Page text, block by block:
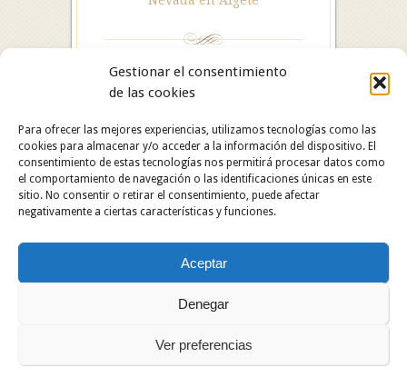
Gestionar el consentimiento
de las cookies
Para ofrecer las mejores experiencias, utilizamos tecnologías como las
cookies para almacenar y/o acceder a la información del dispositivo. El
consentimiento de estas tecnologías nos permitirá procesar datos como
el comportamiento de navegación o las identificaciones únicas en este
sitio. No consentir o retirar el consentimiento, puede afectar
negativamente a ciertas características y funciones.
Aceptar
Denegar
Ver preferencias
Hotel Restaurante Asador Algete. C/ San Roque, 25.
28110 Algete (Madrid). Hotel: 91 628 29 05 /
Copyright © 2024 Hotel Restaurante Asador Algete.
Todos los derechos reservados.